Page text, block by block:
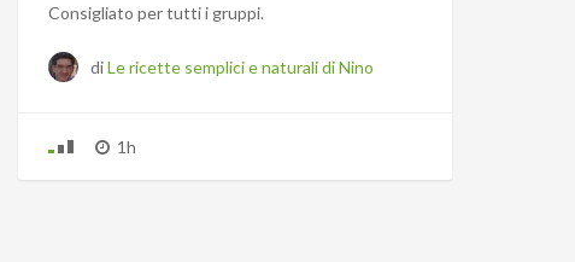
Consigliato per tutti i gruppi.
diLe ricette semplici e naturali di Nino
1h